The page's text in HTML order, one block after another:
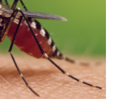
sticht eine Gruppe heraus,
vorkommt: die
Einige Arten
dichte Geflechte
Was auffällig ist: Die